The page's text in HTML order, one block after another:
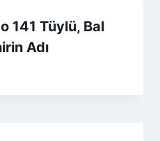
141 Tüylü, Bal
Adı